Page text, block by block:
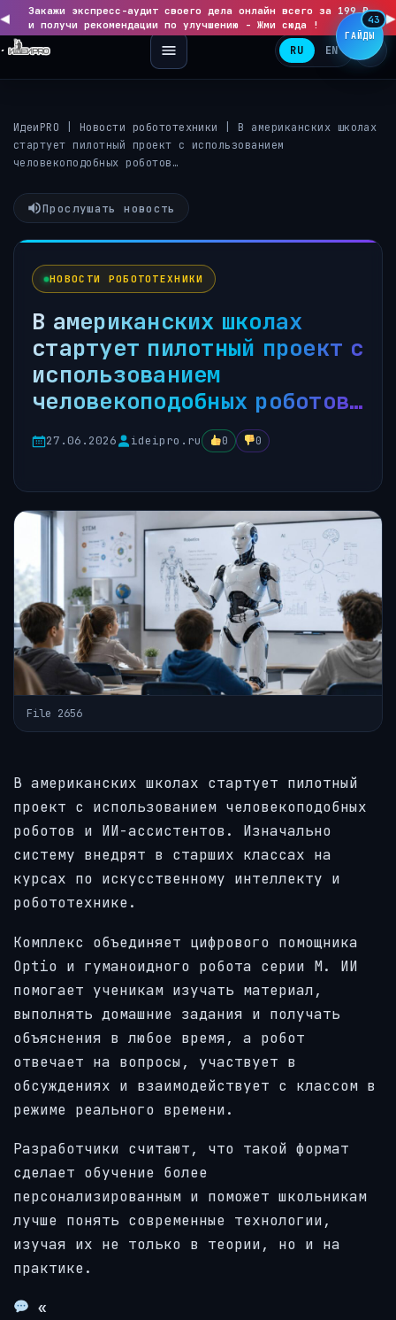
◀
Закажи экспресс-аудит своего дела онлайн всего за 199 ₽
и получи рекомендации по улучшению - Жми сюда !
▶
RU EN
ИдеиPRO Новости робототехники
В американских школах
стартует пилотный проект с использованием
человекоподобных роботов…
Прослушать новость
НОВОСТИ РОБОТОТЕХНИКИ
В американских школах
стартует пилотный проект с
использованием
человекоподобных роботов…
27.06.2026 ideipro.ru 0 0
File 2656
В американских школах стартует пилотный
проект с использованием человекоподобных
роботов и ИИ-ассистентов. Изначально
систему внедрят в старших классах на
курсах по искусственному интеллекту и
робототехнике.
Комплекс объединяет цифрового помощника
Optio и гуманоидного робота серии M. ИИ
помогает ученикам изучать материал,
выполнять домашние задания и получать
объяснения в любое время, а робот
отвечает на вопросы, участвует в
обсуждениях и взаимодействует с классом в
режиме реального времени.
Разработчики считают, что такой формат
сделает обучение более
персонализированным и поможет школьникам
лучше понять современные технологии,
изучая их не только в теории, но и на
практике.
«
ГАЙДЫ
43